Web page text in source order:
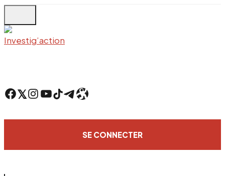
to
main
Facebook Twitter Instagram YouTube TikTok TelegramLien
SE CONNECTER